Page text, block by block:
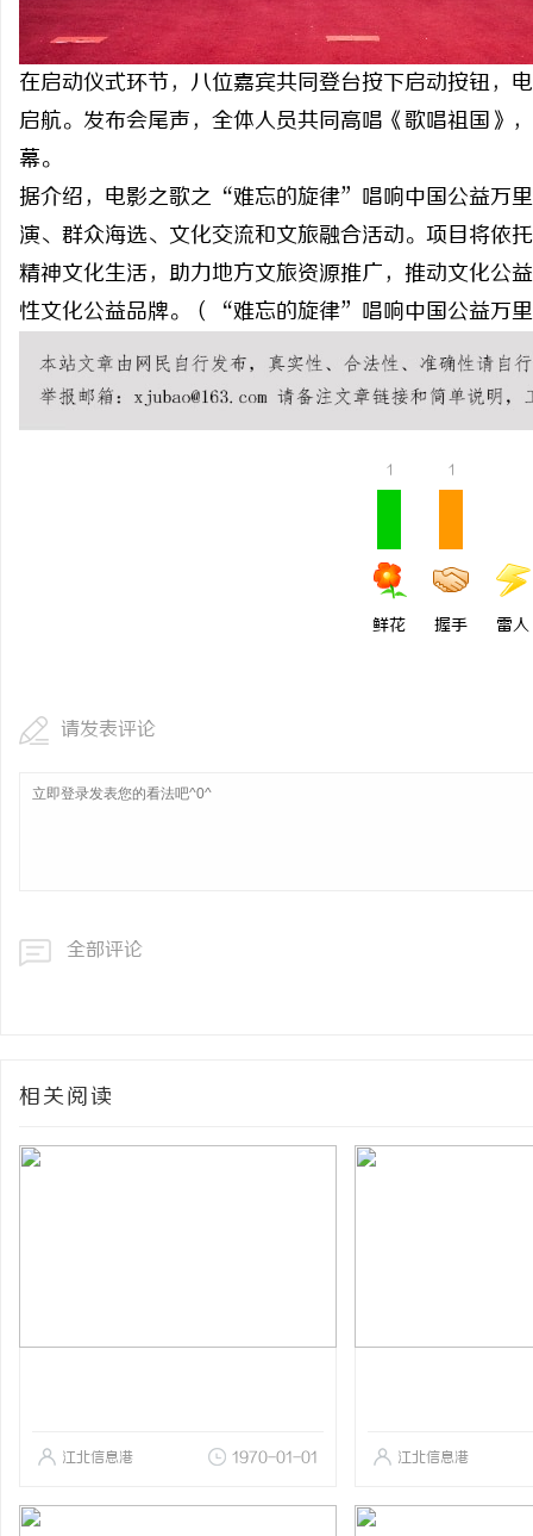
在启动仪式环节，八位嘉宾共同登台按下启动按钮
启航。发布会尾声，全体人员共同高唱《歌唱祖国》
幕。
据介绍，电影之歌之“难忘的旋律”唱响中国公益万
演、群众海选、文化交流和文旅融合活动。项目将依
精神文化生活，助力地方文旅资源推广，推动文化公
性文化公益品牌。（“难忘的旋律”唱响中国公益万
1
鲜花
1
握手 雷人
请发表评论
全部评论
相关阅读
江北信息港 1970-01-01 江北信息港